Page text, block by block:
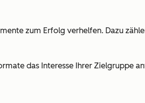
zum Erfolg verhelfen. Dazu
das Interesse Ihrer Zielgruppe